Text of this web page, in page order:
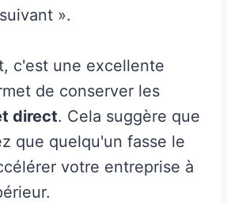
».
c'est une excellente
de conserver les
direct. Cela suggère que
que quelqu'un fasse le
votre entreprise à